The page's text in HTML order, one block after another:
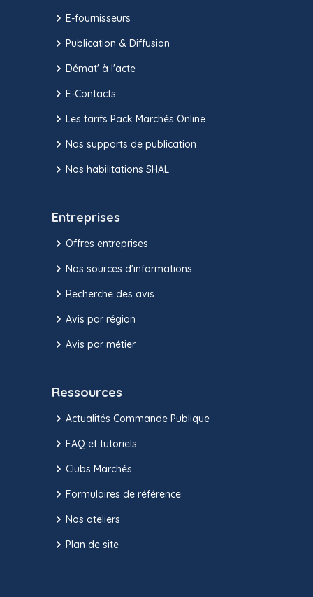
E-fournisseurs
Publication & Diffusion
Démat' à l'acte
E-Contacts
Les tarifs Pack Marchés Online
Nos supports de publication
Nos habilitations SHAL
Entreprises
Offres entreprises
Nos sources d'informations
Recherche des avis
Avis par région
Avis par métier
Ressources
Actualités Commande Publique
FAQ et tutoriels
Clubs Marchés
Formulaires de référence
Nos ateliers
Plan de site